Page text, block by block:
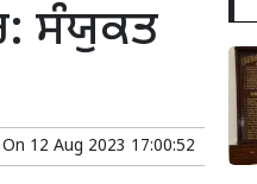
ਸੰਯੁਕਤ
On 12 Aug 2023 17:00:52